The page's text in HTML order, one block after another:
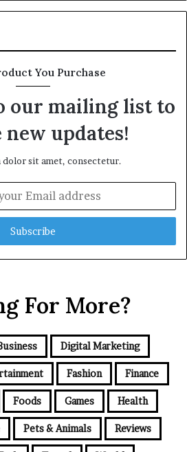
You Purchase
our mailing list to
new updates!
dolor sit amet, consectetur.
For More?
Digital Marketing
Fashion Finance
Foods Games Health
Pets & Animals Reviews